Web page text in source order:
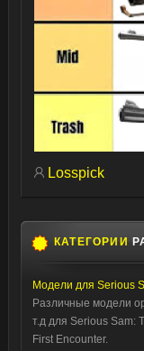
Losspick
КАТЕГОРИИ
Модели для Serious
Различные модели
т.д для Serious Sam:
First Encounter.